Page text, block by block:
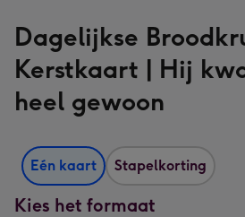
Dagelijkse
Kerstkaart | Hij
heel gewoon
Eén kaart Stapelkorting
Kies het formaat